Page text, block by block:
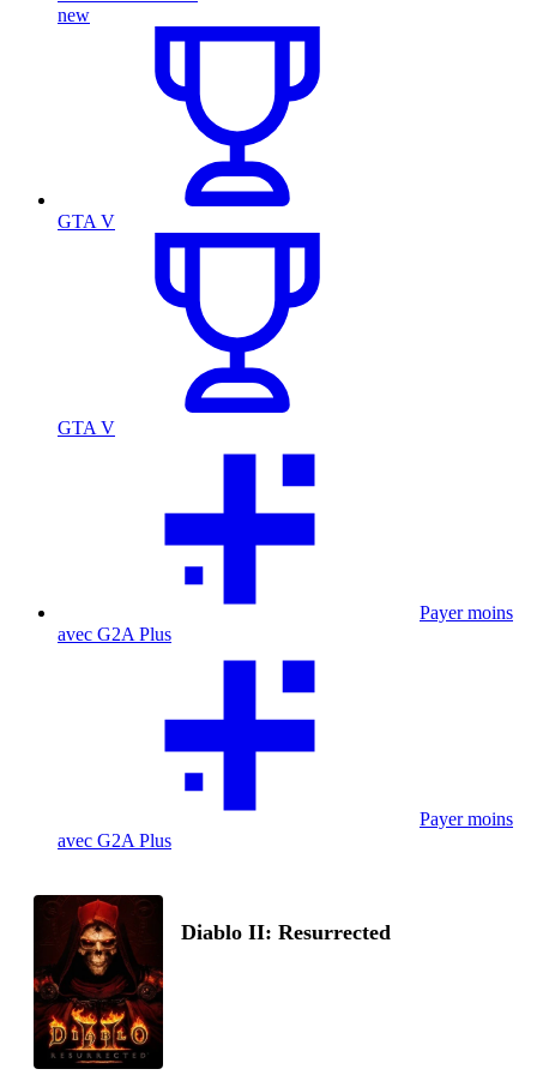
new
GTA V
GTA V
Payer moins
avec G2A Plus
Payer moins
avec G2A Plus
Diablo II: Resurrected